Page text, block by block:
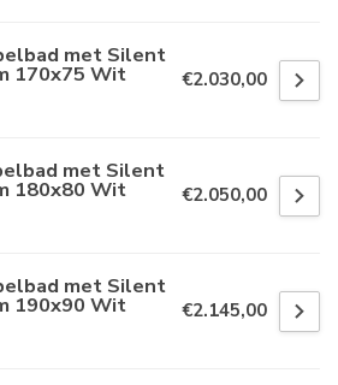
met Silent
170x75 Wit €2.030,00
met Silent
180x80 Wit €2.050,00
met Silent
190x90 Wit €2.145,00